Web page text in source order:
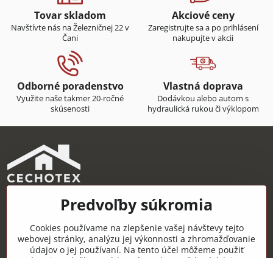
Tovar skladom
Navštívte nás na Železničnej 22 v
Čani
Akciové ceny
Zaregistrujte sa a po prihlásení
nakupujte v akcii
Odborné poradenstvo
Využite naše takmer 20-ročné
skúsenosti
Vlastná doprava
Dodávkou alebo autom s
hydraulická rukou či výklopom
CECHOTEX s.r.o.
Železničná 22, 044 14 Čaňa
IČO: 48181757
DIČ: 2120085451
Predvoľby súkromia
Cookies používame na zlepšenie vašej návštevy tejto
webovej stránky, analýzu jej výkonnosti a zhromažďovanie
údajov o jej používaní. Na tento účel môžeme použiť